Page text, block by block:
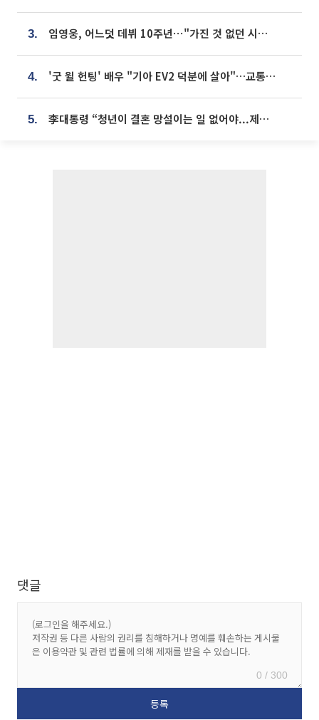
3. 임영웅, 어느덧 데뷔 10주년⋯"가진 것 없던 시절, 내 앞엔 20명의 팬뿐"
4. '굿 윌 헌팅' 배우 "기아 EV2 덕분에 살아"…교통사고 후 안전성 극찬
5. 李대통령 “청년이 결혼 망설이는 일 없어야...제도상 불이익 조사”
댓글
0 / 300